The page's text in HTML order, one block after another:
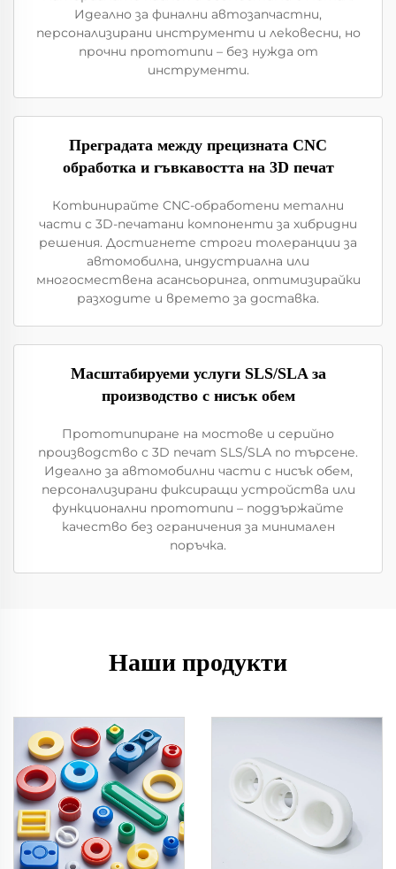
Идеално за финални автозапчастни,
персонализирани инструменти и лековесни, но
прочни прототипи – без нужда от
инструменти.
Преградата между прецизната CNC
обработка и гъвкавостта на 3D печат
Кombинирайте CNC-обработени метални
части с 3D-печатани компоненти за хибридни
решения. Достигнете строги толеранции за
автомобилна, индустриална или
многосмествена асансьоринга, оптимизирайки
разходите и времето за доставка.
Масштабируеми услуги SLS/SLA за
производство с нисък обем
Прототипиране на мостове и серийно
производство с 3D печат SLS/SLA по търсене.
Идеално за автомобилни части с нисък обем,
персонализирани фиксиращи устройства или
функционални прототипи – поддържайте
качество без ограничения за минимален
поръчка.
Наши продукти